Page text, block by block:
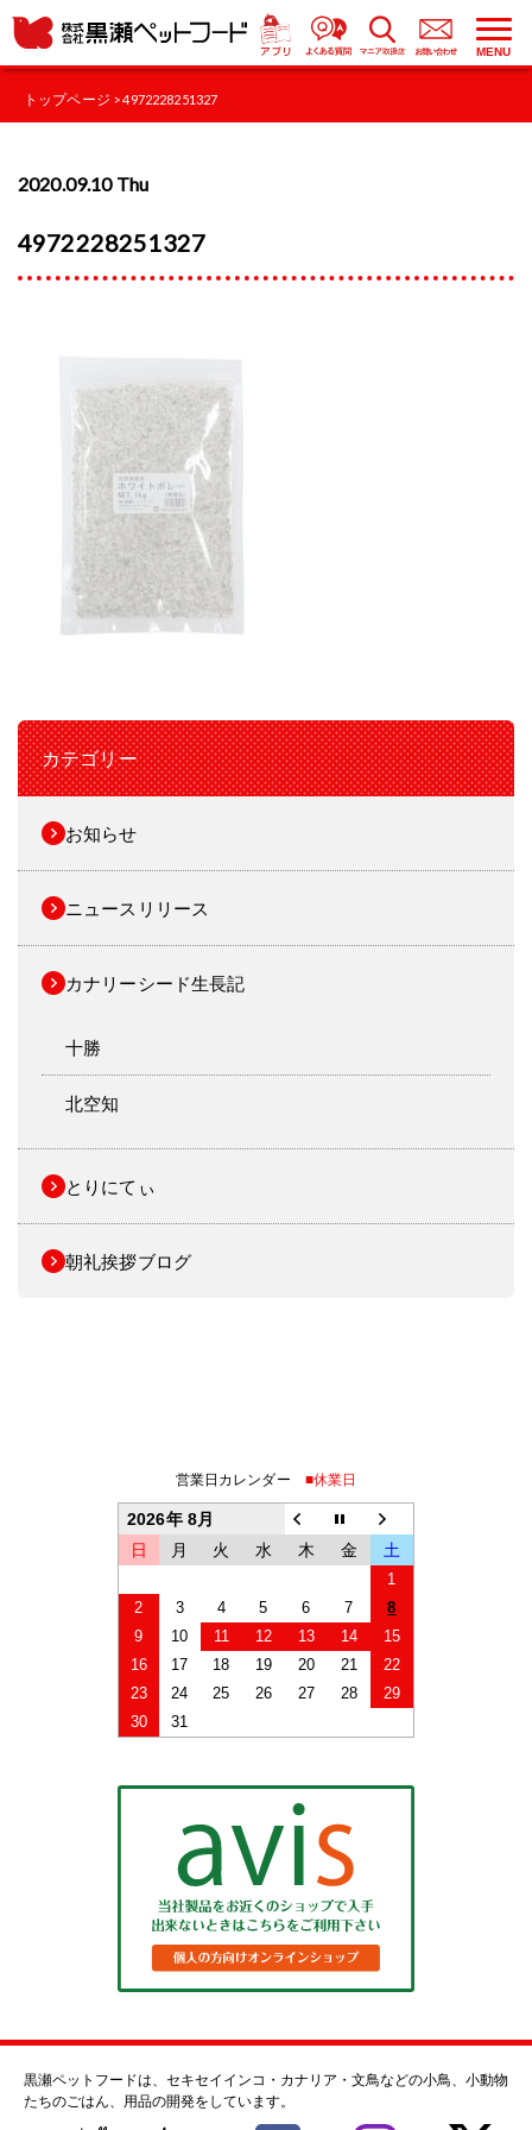
MENU
トップページ > 4972228251327
2020.09.10 Thu
4972228251327
カテゴリー
お知らせ
ニュースリリース
カナリーシード生長記
十勝
北空知
とりにてぃ
朝礼挨拶ブログ
営業日カレンダー ■休業日
2026年 8月
日
月 火 水 木 金 土
1
2
3 4 5 6 7
8
9
10 11 12 13 14
15
16
17 18 19 20 21
22
23
24 25 26 27 28
29
30
31
黒瀬ペットフードは、セキセイインコ・カナリア・文鳥などの小鳥、小動物
たちのごはん、用品の開発をしています。